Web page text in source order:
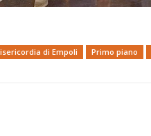
di Empoli Primo piano